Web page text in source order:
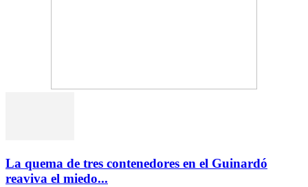
La quema de tres contenedores en el Guinardó
reaviva el miedo...